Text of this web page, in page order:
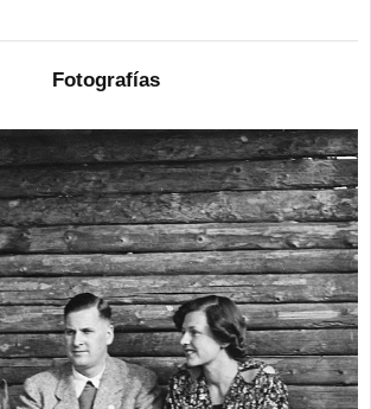
Fotografías